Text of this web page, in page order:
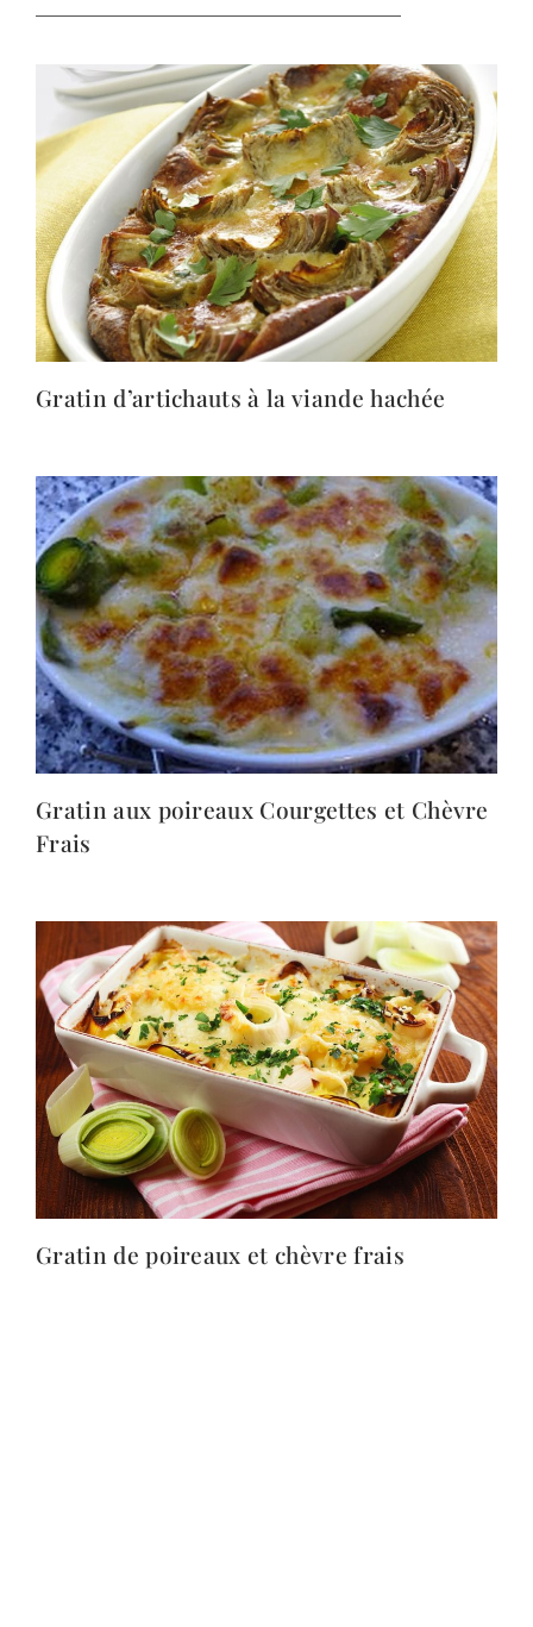
Gratin d’artichauts à la viande hachée
Gratin aux poireaux Courgettes et Chèvre
Frais
Gratin de poireaux et chèvre frais